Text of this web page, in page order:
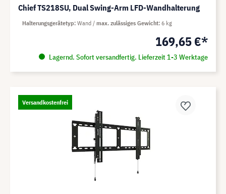
Chief TS218SU, Dual Swing-Arm LFD-Wandhalterung
169,65 €*
Lagernd. Sofort versandfertig. Lieferzeit 1-3 Werktage
Halterungsgerätetyp Wand max. zulässiges Gewicht 6 kg
Versandkostenfrei